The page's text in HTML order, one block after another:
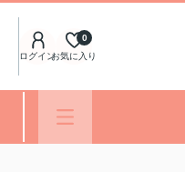
ログインお気に入り
0